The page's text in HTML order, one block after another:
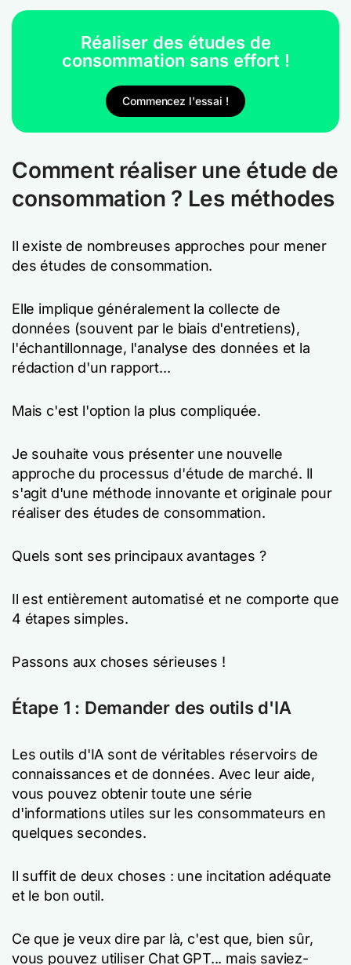
Réaliser des études de
consommation sans effort !
Commencez l'essai !
Comment réaliser une étude de
consommation ? Les méthodes
Il existe de nombreuses approches pour mener
des études de consommation.
Elle implique généralement la collecte de
données (souvent par le biais d'entretiens),
l'échantillonnage, l'analyse des données et la
rédaction d'un rapport...
Mais c'est l'option la plus compliquée.
Je souhaite vous présenter une nouvelle
approche du processus d'étude de marché. Il
s'agit d'une méthode innovante et originale pour
réaliser des études de consommation.
Quels sont ses principaux avantages ?
Il est entièrement automatisé et ne comporte que
4 étapes simples.
Passons aux choses sérieuses !
Étape 1 : Demander des outils d'IA
Les outils d'IA sont de véritables réservoirs de
connaissances et de données. Avec leur aide,
vous pouvez obtenir toute une série
d'informations utiles sur les consommateurs en
quelques secondes.
Il suffit de deux choses : une incitation adéquate
et le bon outil.
Ce que je veux dire par là, c'est que, bien sûr,
vous pouvez utiliser Chat GPT... mais saviez-